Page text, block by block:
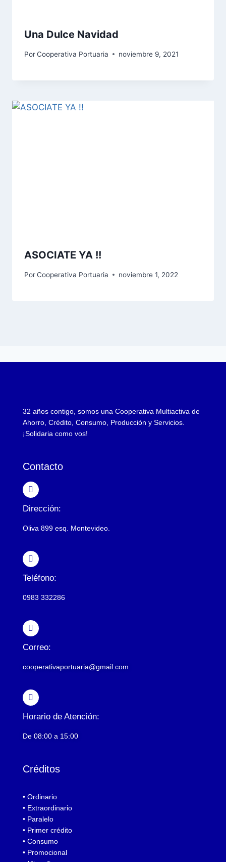
Una Dulce Navidad
PorCooperativa Portuaria noviembre 9, 2021
ASOCIATE YA !!
PorCooperativa Portuaria noviembre 1, 2022
32 años contigo, somos una Cooperativa Multiactiva de
Ahorro, Crédito, Consumo, Producción y Servicios.
¡Solidaria como vos!
Contacto
Dirección:
Oliva 899 esq. Montevideo.
Teléfono:
0983 332286
Correo:
cooperativaportuaria@gmail.com
Horario de Atención:
De 08:00 a 15:00
Créditos
• Ordinario
• Extraordinario
• Paralelo
• Primer crédito
• Consumo
• Promocional